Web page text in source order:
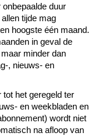
duur
tijde mag
hoogste één maand.
in geval de
minder dan
, nieuws- en
het geregeld ter
en weekbladen en
wordt niet
na afloop van